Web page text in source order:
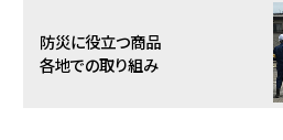
防災に役立つ商品
各地での取り組み